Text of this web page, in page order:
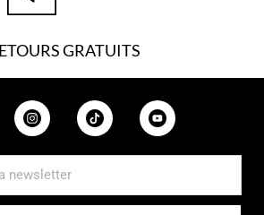
GRATUITS